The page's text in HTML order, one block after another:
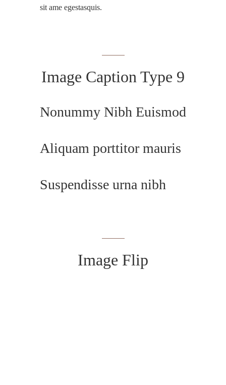
sit ame egestasquis.
Image Caption Type 9
Nonummy Nibh Euismod
Aliquam porttitor mauris
Suspendisse urna nibh
Image Flip